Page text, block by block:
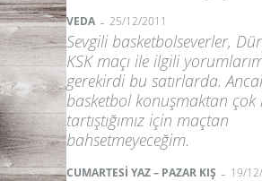
VEDA - 25/12/2011
Sevgili basketbolseverler,
KSK maçı ile ilgili
gerekirdi bu satırlarda.
basketbol konuşmaktan çok
tartıştığımız için maçtan
bahsetmeyeceğim.
CUMARTESİ YAZ – PAZAR KIŞ - 19/